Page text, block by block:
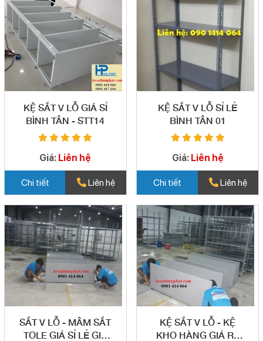
KỆ SẮT V LỖ GIÁ SỈ
BÌNH TÂN - STT14
Giá: Liên hệ
Chi tiết Liên hệ
KỆ SẮT V LỖ SỈ LẺ
BÌNH TÂN 01
Giá: Liên hệ
Chi tiết Liên hệ
SẮT V LỖ - MÂM SẮT
TOLE GIÁ SỈ LẺ GIÁ
KỆ SẮT V LỖ - KỆ
KHO HÀNG GIÁ RẺ